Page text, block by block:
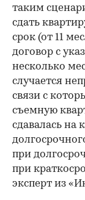
таким
сдать
срок (от 11
договор с
несколько
случается
связи с
съемную
сдавалась на
при
при
эксперт из